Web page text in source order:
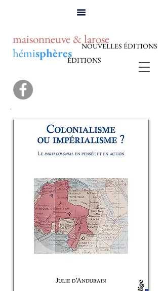
hémisphèresÉDITIONS
maisonneuve & laroseNOUVELLES ÉDITIONS